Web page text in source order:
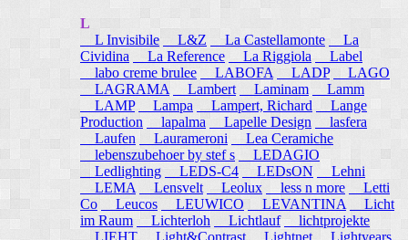
L
L Invisibile
L&Z La Castellamonte
La
Cividina
La Reference La Riggiola
Label
labo creme brulee
LABOFA LADP
LAGO
LAGRAMA
Lambert Laminam
Lamm
LAMP
Lampa Lampert, Richard
Lange
Production
lapalma Lapelle Design
lasfera
Laufen
Laurameroni
Lea Ceramiche
lebenszubehoer by stef s
LEDAGIO
Ledlighting
LEDS-C4 LEDsON
Lehni
LEMA
Lensvelt Leolux less n more
Letti
Co
Leucos LEUWICO LEVANTINA
Licht
im Raum
Lichterloh Lichtlauf lichtprojekte